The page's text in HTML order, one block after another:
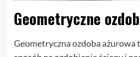
Geometryczne
Geometryczna ozdoba ażurowa